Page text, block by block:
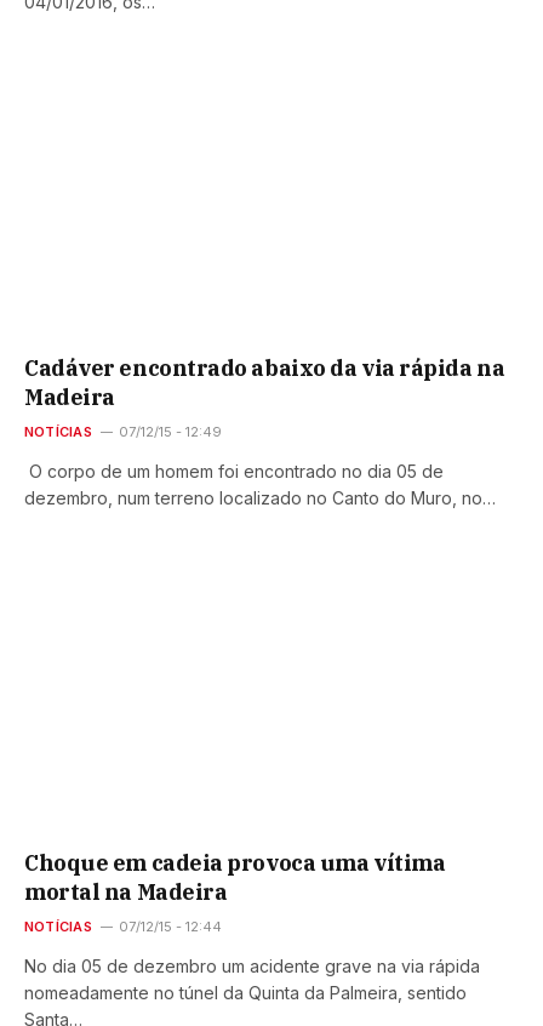
Cadáver encontrado abaixo da via rápida na
Madeira
NOTÍCIAS 07/12/15 - 12:49
O corpo de um homem foi encontrado no dia 05 de
dezembro, num terreno localizado no Canto do Muro, no…
Choque em cadeia provoca uma vítima
mortal na Madeira
NOTÍCIAS 07/12/15 - 12:44
No dia 05 de dezembro um acidente grave na via rápida
nomeadamente no túnel da Quinta da Palmeira, sentido
Santa…